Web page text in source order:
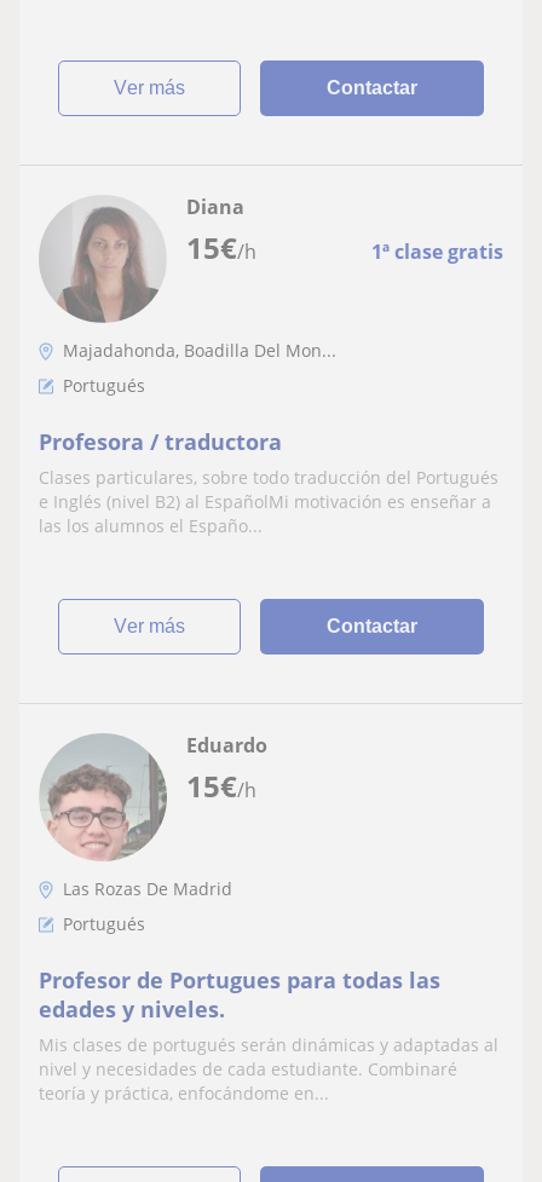
ver más Contactar
15€/h 1ª clase gratis
Diana
Majadahonda, Boadilla Del Mon...
Portugués
Profesora / traductora
Clases particulares, sobre todo traducción del Portugués
e Inglés (nivel B2) al EspañolMi motivación es enseñar a
las los alumnos el Españo...
ver más Contactar
15€/h
Eduardo
Las Rozas De Madrid
Portugués
Profesor de Portugues para todas las
edades y niveles.
Mis clases de portugués serán dinámicas y adaptadas al
nivel y necesidades de cada estudiante. Combinaré
teoría y práctica, enfocándome en...